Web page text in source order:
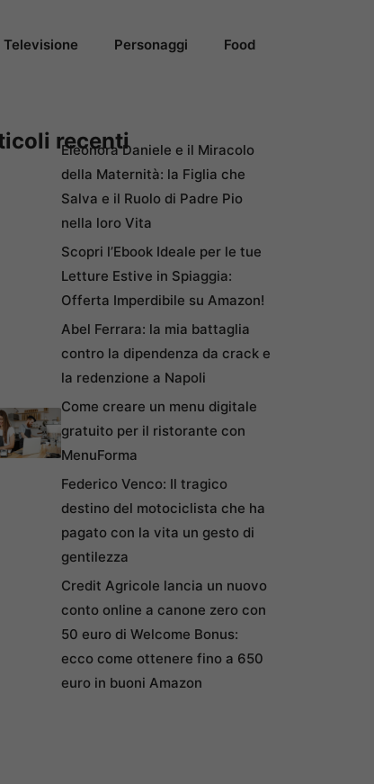
Televisione Personaggi Food
recenti
Eleonora Daniele e il Miracolo
della Maternità: la Figlia che
Salva e il Ruolo di Padre Pio
nella loro Vita
Scopri l’Ebook Ideale per le tue
Letture Estive in Spiaggia:
Offerta Imperdibile su Amazon!
Abel Ferrara: la mia battaglia
contro la dipendenza da crack e
la redenzione a Napoli
Come creare un menu digitale
gratuito per il ristorante con
MenuForma
Federico Venco: Il tragico
destino del motociclista che ha
pagato con la vita un gesto di
gentilezza
Credit Agricole lancia un nuovo
conto online a canone zero con
50 euro di Welcome Bonus:
ecco come ottenere fino a 650
euro in buoni Amazon